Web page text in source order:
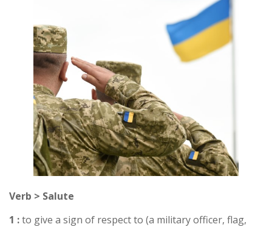
Verb > Salute
1 :to give a sign of respect to (a military officer, flag,